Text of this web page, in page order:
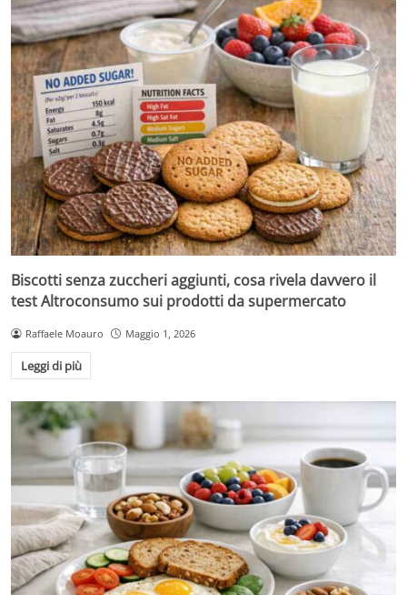
Biscotti senza zuccheri aggiunti, cosa rivela davvero il
test Altroconsumo sui prodotti da supermercato
Raffaele Moauro Maggio 1, 2026
Leggi di più